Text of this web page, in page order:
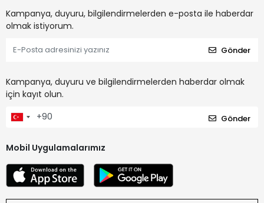
Kampanya, duyuru, bilgilendirmelerden e-posta ile haberdar
olmak istiyorum.
Gönder
Kampanya, duyuru ve bilgilendirmelerden haberdar olmak
için kayıt olun.
Gönder
Mobil Uygulamalarımız